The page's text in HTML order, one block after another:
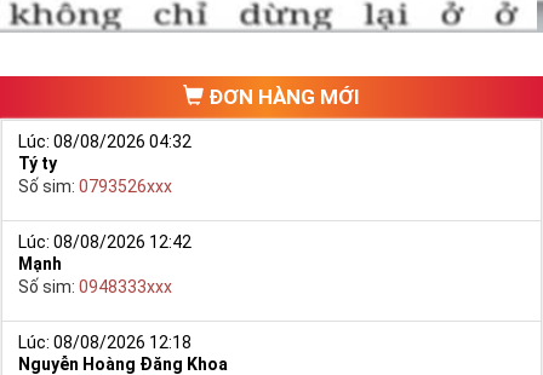
chưa phát triển, khách hàng muốn mua một sim số đẹp phải
trong một list.
ĐƠN HÀNG MỚI
Lúc: 08/08/2026 04:32
Tý ty
Số sim: 0793526xxx
Lúc: 08/08/2026 12:42
Mạnh
Số sim: 0948333xxx
Lúc: 08/08/2026 12:18
Nguyễn Hoàng Đăng Khoa